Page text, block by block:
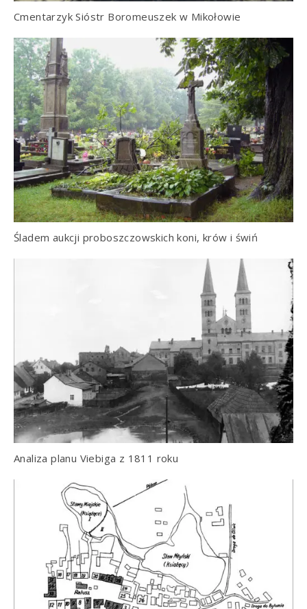
Cmentarzyk Sióstr Boromeuszek w Mikołowie
Śladem aukcji proboszczowskich koni, krów i świń
Analiza planu Viebiga z 1811 roku